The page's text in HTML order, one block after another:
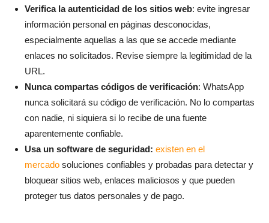
Verifica la autenticidad de los sitios web: evite ingresar
información personal en páginas desconocidas,
especialmente aquellas a las que se accede mediante
enlaces no solicitados. Revise siempre la legitimidad de la
URL.
Nunca compartas códigos de verificación: WhatsApp
nunca solicitará su código de verificación. No lo compartas
con nadie, ni siquiera si lo recibe de una fuente
aparentemente confiable.
Usa un software de seguridad: existen en el
mercado soluciones confiables y probadas para detectar y
bloquear sitios web, enlaces maliciosos y que pueden
proteger tus datos personales y de pago.